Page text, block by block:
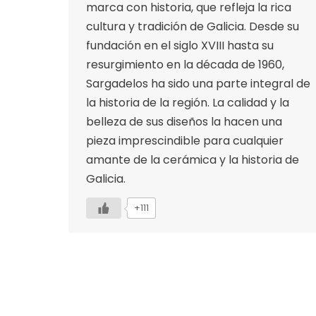
marca con historia, que refleja la rica
cultura y tradición de Galicia. Desde su
fundación en el siglo XVIII hasta su
resurgimiento en la década de 1960,
Sargadelos ha sido una parte integral de
la historia de la región. La calidad y la
belleza de sus diseños la hacen una
pieza imprescindible para cualquier
amante de la cerámica y la historia de
Galicia.
+111